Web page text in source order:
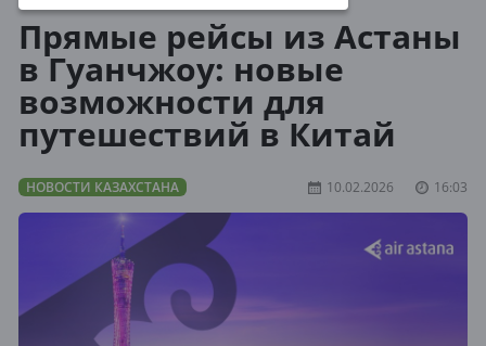
Прямые рейсы из Астаны
в Гуанчжоу: новые
возможности для
путешествий в Китай
НОВОСТИ КАЗАХСТАНА 10.02.2026 16:03